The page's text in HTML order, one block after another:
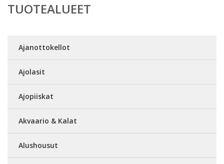
TUOTEALUEET
Ajanottokellot
Ajolasit
Ajopiiskat
Akvaario & Kalat
Alushousut